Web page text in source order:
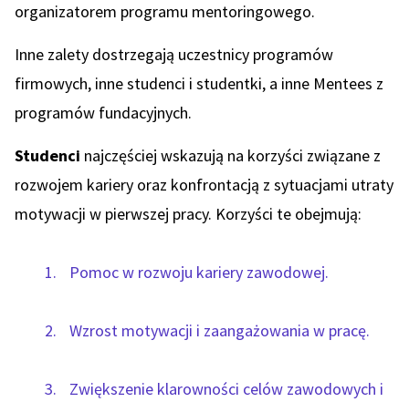
organizatorem programu mentoringowego.
Inne zalety dostrzegają uczestnicy programów
firmowych, inne studenci i studentki, a inne Mentees z
programów fundacyjnych.
Studenci najczęściej wskazują na korzyści związane z
rozwojem kariery oraz konfrontacją z sytuacjami utraty
motywacji w pierwszej pracy. Korzyści te obejmują:
Pomoc w rozwoju kariery zawodowej.
Wzrost motywacji i zaangażowania w pracę.
Zwiększenie klarowności celów zawodowych i